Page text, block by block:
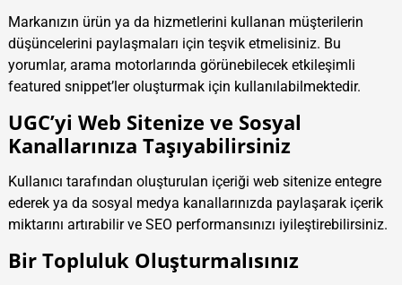
Markanızın ürün ya da hizmetlerini kullanan müşterilerin
düşüncelerini paylaşmaları için teşvik etmelisiniz. Bu
yorumlar, arama motorlarında görünebilecek etkileşimli
featured snippet’ler oluşturmak için kullanılabilmektedir.
UGC’yi Web Sitenize ve Sosyal
Kanallarınıza Taşıyabilirsiniz
Kullanıcı tarafından oluşturulan içeriği web sitenize entegre
ederek ya da sosyal medya kanallarınızda paylaşarak içerik
miktarını artırabilir ve SEO performansınızı iyileştirebilirsiniz.
Bir Topluluk Oluşturmalısınız